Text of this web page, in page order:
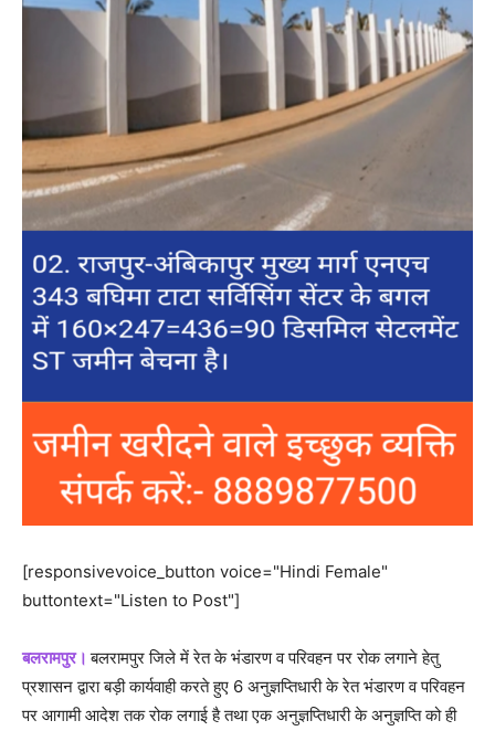
[responsivevoice_button voice="Hindi Female"
buttontext="Listen to Post"]
बलरामपुर।बलरामपुर जिले में रेत के भंडारण व परिवहन पर रोक लगाने हेतु
प्रशासन द्वारा बड़ी कार्यवाही करते हुए 6 अनुज्ञप्तिधारी के रेत भंडारण व परिवहन
पर आगामी आदेश तक रोक लगाई है तथा एक अनुज्ञप्तिधारी के अनुज्ञप्ति को ही